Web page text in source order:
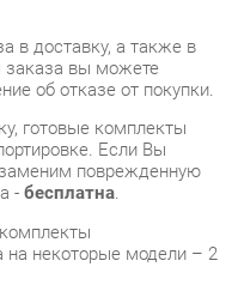
готовые комплекты
Если Вы
поврежденную
-бесплатна.
некоторые модели – 2
дом Марта ЛД
изделие